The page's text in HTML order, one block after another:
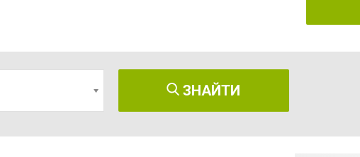
ЗНАЙТИ